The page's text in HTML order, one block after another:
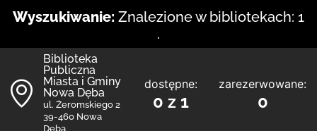
Wyszukiwanie: Znalezione w bibliotekach: 1
.
Biblioteka
Publiczna
Miasta i Gminy
Nowa Dęba
ul. Żeromskiego 2
39-460 Nowa
Dęba
dostępne:
0 z 1
zarezerwowane:
0